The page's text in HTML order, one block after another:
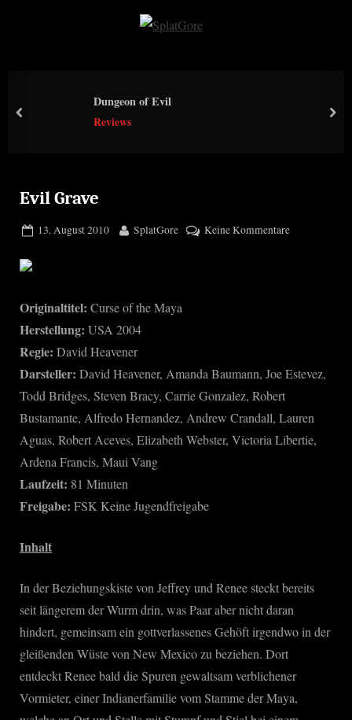
Dungeon of Evil
Reviews
prev
Evil Grave
Posted
13. August 2010 By
SplatGore Keine Kommentarezu
Originaltitel: Curse of the Maya
Herstellung: USA 2004
Regie: David Heavener
Darsteller: David Heavener, Amanda Baumann, Joe Estevez,
Todd Bridges, Steven Bracy, Carrie Gonzalez, Robert
Bustamante, Alfredo Hernandez, Andrew Crandall, Lauren
Aguas, Robert Aceves, Elizabeth Webster, Victoria Libertie,
Ardena Francis, Maui Vang
Laufzeit: 81 Minuten
Freigabe: FSK Keine Jugendfreigabe
Inhalt
In der Beziehungskiste von Jeffrey und Renee steckt bereits
seit längerem der Wurm drin, was Paar aber nicht daran
hindert, gemeinsam ein gottverlassenes Gehöft irgendwo in der
gleißenden Wüste von New Mexico zu beziehen. Dort
entdeckt Renee bald die Spuren gewaltsam verblichener
Vormieter, einer Indianerfamilie vom Stamme der Maya,